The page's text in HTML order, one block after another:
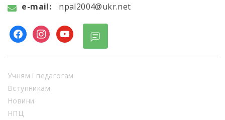
e-mail:
npal2004@ukr.net
facebookinstagram
youtube
Учням і педагогам
Вступникам
Новини
НПЦ